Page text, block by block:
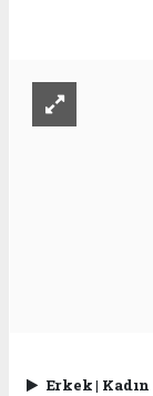
Erkek| Kadın